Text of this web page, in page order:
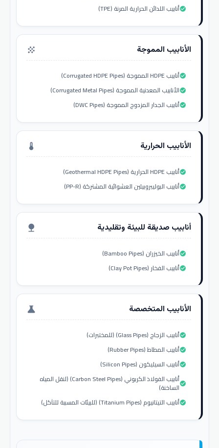
أنابيب اللدائن الحرارية المرنة (TPE)check_circle
الأنابيب المموجة grain
أنابيب HDPE المموجة (Corrugated HDPE Pipes)check_circle
الأنابيب المعدنية المموجة (Corrugated Metal Pipes)check_circle
أنابيب الجدار المزدوج المموجة (DWC Pipes)check_circle
الأنابيب الحرارية thermostat
أنابيب HDPE الحرارية (Geothermal HDPE Pipes)check_circle
أنابيب البوليبروبيلين العشوائية المشتركة (PP-R)check_circle
أنابيب صديقة للبيئة وتقليدية nature
أنابيب الخيزران (Bamboo Pipes)check_circle
أنابيب الفخار (Clay Pot Pipes)check_circle
الأنابيب المتخصصة science
أنابيب الزجاج (Glass Pipes) (للمختبرات)check_circle
أنابيب المطاط (Rubber Pipes)check_circle
أنابيب السيليكون (Silicon Pipes)check_circle
أنابيب الفولاذ الكربوني (Carbon Steel Pipes) (لنقل المياه
الساخنة)check_circle
أنابيب التيتانيوم (Titanium Pipes) (للبيئات المسببة للتآكل)check_circle